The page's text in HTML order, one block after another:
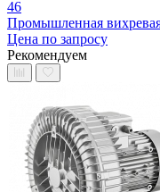
Промышленная
Цена по запросу
Рекомендуем